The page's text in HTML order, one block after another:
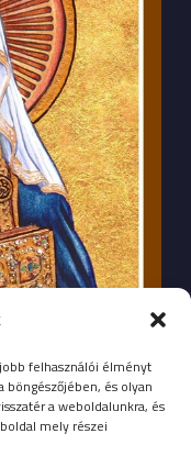
felhasználói élményt
és olyan
a weboldalunkra, és
mely részei